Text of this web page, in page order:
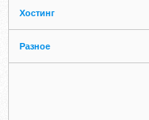
Хостинг
Разное